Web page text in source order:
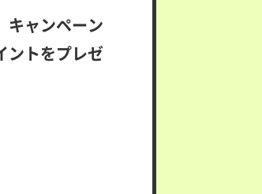
キャンペーン
ントをプレゼ